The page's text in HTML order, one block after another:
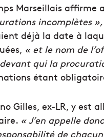
Marseillais affirme
incomplètes »,
déjà la date à
« et le nom de
qui la
étant
Gilles, ex-LR, y est
« J’en appelle
de